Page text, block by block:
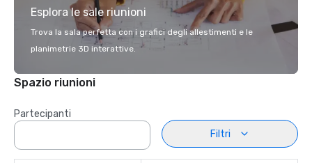
Esplora le sale riunioni
Trova la sala perfetta con i grafici degli allestimenti e le
planimetrie 3D interattive.
Spazio riunioni
Partecipanti
Filtri